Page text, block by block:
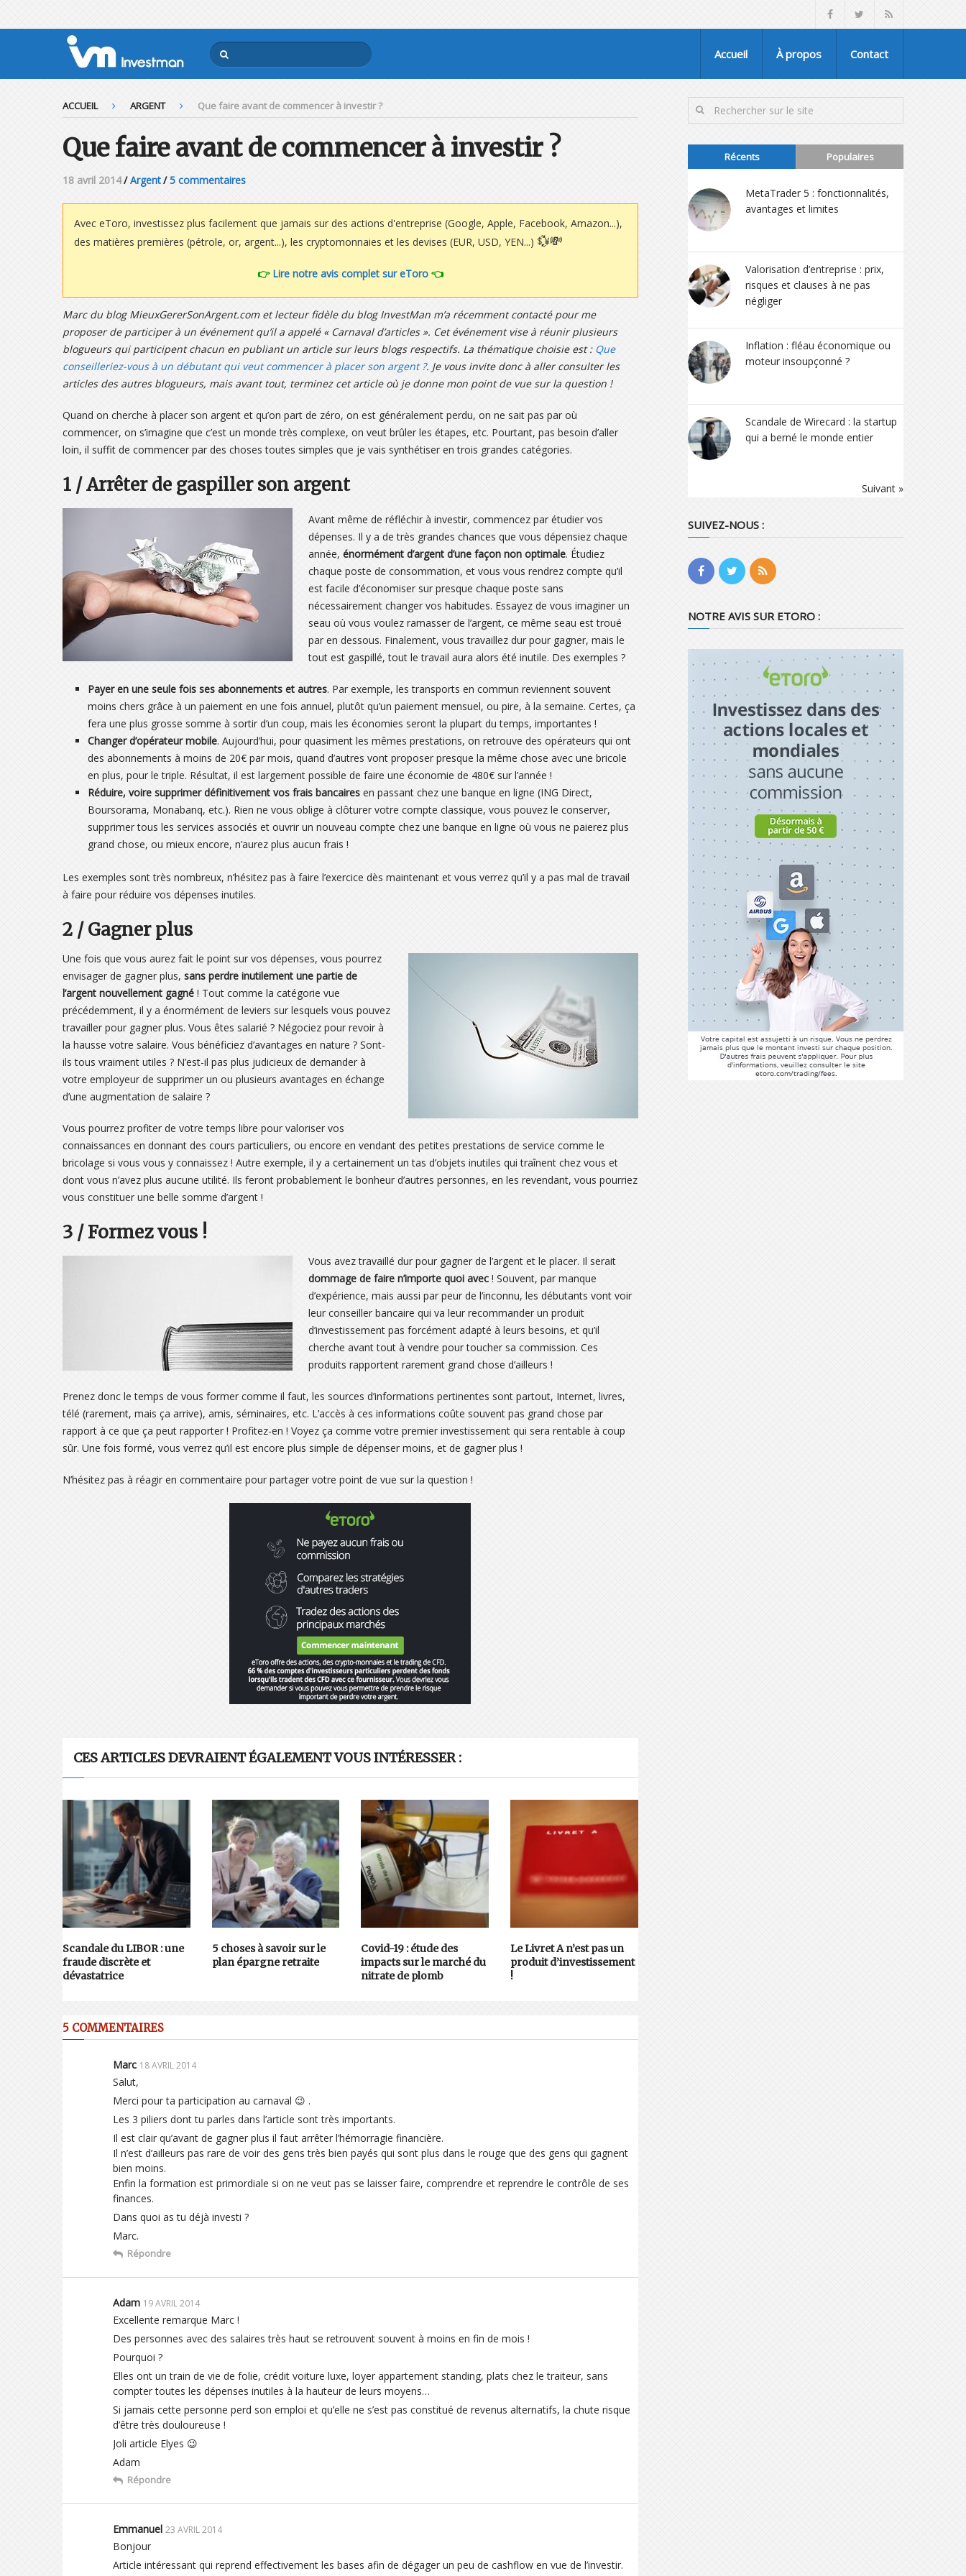
Accueil À propos Contact
ACCUEIL ARGENT Que faire avant de commencer à investir ?
Que faire avant de commencer à investir ?
18 avril 2014/ Argent/ 5 commentaires
Avec eToro, investissez plus facilement que jamais sur des actions d'entreprise (Google, Apple, Facebook, Amazon...),
des matières premières (pétrole, or, argent...), les cryptomonnaies et les devises (EUR, USD, YEN...) 💱💸
👉 Lire notre avis complet sur eToro👈
Marc du blog MieuxGererSonArgent.com et lecteur fidèle du blog InvestMan m’a récemment contacté pour me
proposer de participer à un événement qu’il a appelé « Carnaval d’articles ». Cet événement vise à réunir plusieurs
blogueurs qui participent chacun en publiant un article sur leurs blogs respectifs. La thématique choisie est : Que
conseilleriez-vous à un débutant qui veut commencer à placer son argent ?. Je vous invite donc à aller consulter les
articles des autres blogueurs, mais avant tout, terminez cet article où je donne mon point de vue sur la question !
Quand on cherche à placer son argent et qu’on part de zéro, on est généralement perdu, on ne sait pas par où
commencer, on s’imagine que c’est un monde très complexe, on veut brûler les étapes, etc. Pourtant, pas besoin d’aller
loin, il suffit de commencer par des choses toutes simples que je vais synthétiser en trois grandes catégories.
1 / Arrêter de gaspiller son argent
Avant même de réfléchir à investir, commencez par étudier vos
dépenses. Il y a de très grandes chances que vous dépensiez chaque
année, énormément d’argent d’une façon non optimale. Étudiez
chaque poste de consommation, et vous vous rendrez compte qu’il
est facile d’économiser sur presque chaque poste sans
nécessairement changer vos habitudes. Essayez de vous imaginer un
seau où vous voulez ramasser de l’argent, ce même seau est troué
par en dessous. Finalement, vous travaillez dur pour gagner, mais le
tout est gaspillé, tout le travail aura alors été inutile. Des exemples ?
Payer en une seule fois ses abonnements et autres. Par exemple, les transports en commun reviennent souvent
moins chers grâce à un paiement en une fois annuel, plutôt qu’un paiement mensuel, ou pire, à la semaine. Certes, ça
fera une plus grosse somme à sortir d’un coup, mais les économies seront la plupart du temps, importantes !
Changer d’opérateur mobile. Aujourd’hui, pour quasiment les mêmes prestations, on retrouve des opérateurs qui ont
des abonnements à moins de 20€ par mois, quand d’autres vont proposer presque la même chose avec une bricole
en plus, pour le triple. Résultat, il est largement possible de faire une économie de 480€ sur l’année !
Réduire, voire supprimer définitivement vos frais bancaires en passant chez une banque en ligne (ING Direct,
Boursorama, Monabanq, etc.). Rien ne vous oblige à clôturer votre compte classique, vous pouvez le conserver,
supprimer tous les services associés et ouvrir un nouveau compte chez une banque en ligne où vous ne paierez plus
grand chose, ou mieux encore, n’aurez plus aucun frais !
Les exemples sont très nombreux, n’hésitez pas à faire l’exercice dès maintenant et vous verrez qu’il y a pas mal de travail
à faire pour réduire vos dépenses inutiles.
2 / Gagner plus
Une fois que vous aurez fait le point sur vos dépenses, vous pourrez
envisager de gagner plus, sans perdre inutilement une partie de
l’argent nouvellement gagné ! Tout comme la catégorie vue
précédemment, il y a énormément de leviers sur lesquels vous pouvez
travailler pour gagner plus. Vous êtes salarié ? Négociez pour revoir à
la hausse votre salaire. Vous bénéficiez d’avantages en nature ? Sont-
ils tous vraiment utiles ? N’est-il pas plus judicieux de demander à
votre employeur de supprimer un ou plusieurs avantages en échange
d’une augmentation de salaire ?
Vous pourrez profiter de votre temps libre pour valoriser vos
connaissances en donnant des cours particuliers, ou encore en vendant des petites prestations de service comme le
bricolage si vous vous y connaissez ! Autre exemple, il y a certainement un tas d’objets inutiles qui traînent chez vous et
dont vous n’avez plus aucune utilité. Ils feront probablement le bonheur d’autres personnes, en les revendant, vous pourriez
vous constituer une belle somme d’argent !
3 / Formez vous !
Vous avez travaillé dur pour gagner de l’argent et le placer. Il serait
dommage de faire n’importe quoi avec! Souvent, par manque
d’expérience, mais aussi par peur de l’inconnu, les débutants vont voir
leur conseiller bancaire qui va leur recommander un produit
d’investissement pas forcément adapté à leurs besoins, et qu’il
cherche avant tout à vendre pour toucher sa commission. Ces
produits rapportent rarement grand chose d’ailleurs !
Prenez donc le temps de vous former comme il faut, les sources d’informations pertinentes sont partout, Internet, livres,
télé (rarement, mais ça arrive), amis, séminaires, etc. L’accès à ces informations coûte souvent pas grand chose par
rapport à ce que ça peut rapporter ! Profitez-en ! Voyez ça comme votre premier investissement qui sera rentable à coup
sûr. Une fois formé, vous verrez qu’il est encore plus simple de dépenser moins, et de gagner plus !
N’hésitez pas à réagir en commentaire pour partager votre point de vue sur la question !
CES ARTICLES DEVRAIENT ÉGALEMENT VOUS INTÉRESSER :
Scandale du LIBOR : une
fraude discrète et
dévastatrice
5 choses à savoir sur le
plan épargne retraite
Covid-19 : étude des
impacts sur le marché du
nitrate de plomb
Le Livret A n’est pas un
produit d’investissement
!
5 COMMENTAIRES
Marc 18 AVRIL 2014
Salut,
Merci pour ta participation au carnaval 😉 .
Les 3 piliers dont tu parles dans l’article sont très importants.
Il est clair qu’avant de gagner plus il faut arrêter l’hémorragie financière.
Il n’est d’ailleurs pas rare de voir des gens très bien payés qui sont plus dans le rouge que des gens qui gagnent
bien moins.
Enfin la formation est primordiale si on ne veut pas se laisser faire, comprendre et reprendre le contrôle de ses
finances.
Dans quoi as tu déjà investi ?
Marc.
Répondre
Adam 19 AVRIL 2014
Excellente remarque Marc !
Des personnes avec des salaires très haut se retrouvent souvent à moins en fin de mois !
Pourquoi ?
Elles ont un train de vie de folie, crédit voiture luxe, loyer appartement standing, plats chez le traiteur, sans
compter toutes les dépenses inutiles à la hauteur de leurs moyens…
Si jamais cette personne perd son emploi et qu’elle ne s’est pas constitué de revenus alternatifs, la chute risque
d’être très douloureuse !
Joli article Elyes 😉
Adam
Répondre
Emmanuel 23 AVRIL 2014
Bonjour
Article intéressant qui reprend effectivement les bases afin de dégager un peu de cashflow en vue de l’investir.
Récents Populaires
MetaTrader 5 : fonctionnalités,
avantages et limites
Valorisation d’entreprise : prix,
risques et clauses à ne pas
négliger
Inflation : fléau économique ou
moteur insoupçonné ?
Scandale de Wirecard : la startup
qui a berné le monde entier
Suivant »
SUIVEZ-NOUS :
NOTRE AVIS SUR ETORO :